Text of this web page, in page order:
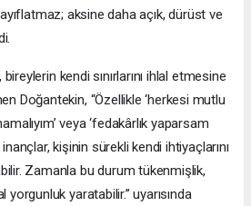
aksine daha açık, dürüst ve
bireylerin kendi sınırlarını ihlal etmesine
Doğantekin, “Özellikle ‘herkesi mutlu
veya ‘fedakârlık yaparsam
kişinin sürekli kendi ihtiyaçlarını
Zamanla bu durum tükenmişlik,
yaratabilir.” uyarısında